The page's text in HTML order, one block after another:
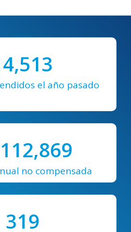
el año pasado
no compensada
319